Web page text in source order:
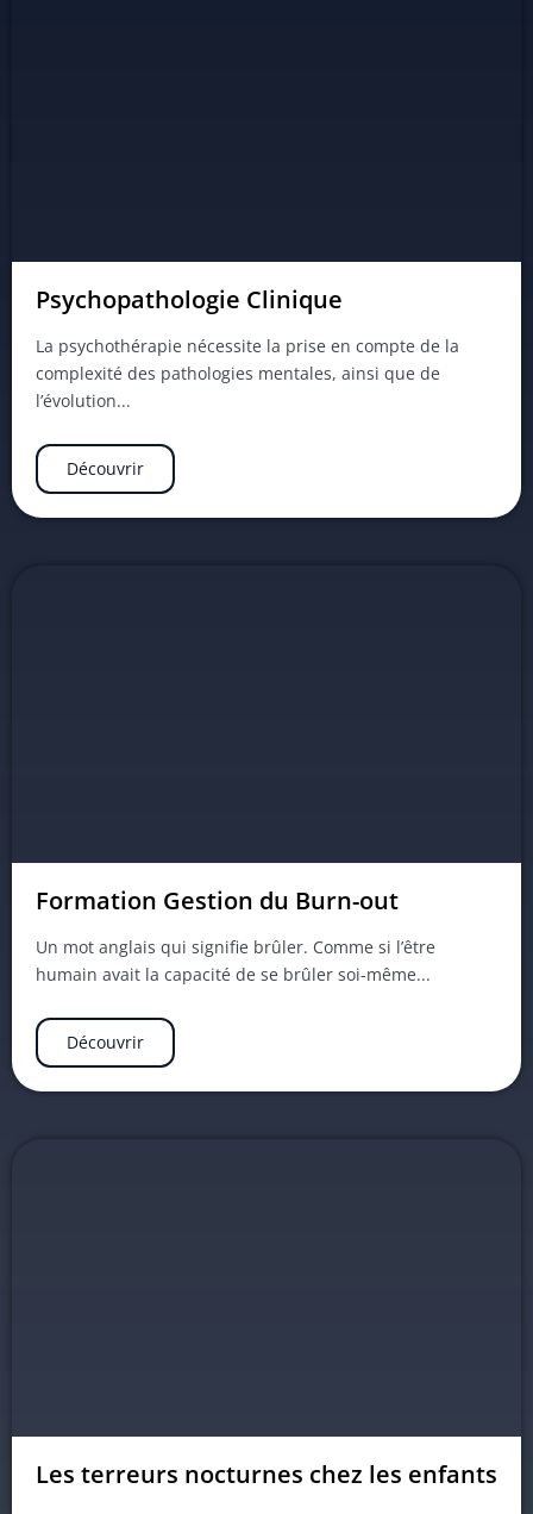
Psychopathologie Clinique
La psychothérapie nécessite la prise en compte de la
complexité des pathologies mentales, ainsi que de
l’évolution...
Découvrir
Formation Gestion du Burn-out
Un mot anglais qui signifie brûler. Comme si l’être
humain avait la capacité de se brûler soi-même...
Découvrir
Les terreurs nocturnes chez les enfants